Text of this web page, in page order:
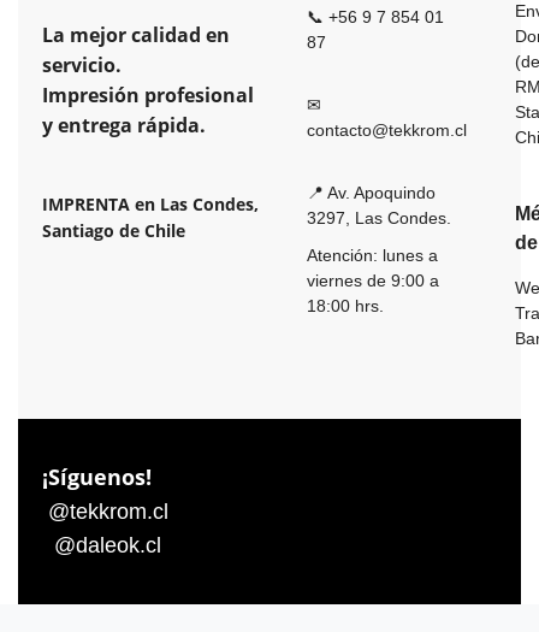
La mejor calidad en
servicio.
Impresión profesional
y entrega rápida.
IMPRENTA en Las Condes,
Santiago de Chile
📞 +56 9 7 854 01
87
✉
contacto@tekkrom.cl
📍 Av. Apoquindo
3297, Las Condes.
Atención: lunes a
viernes de 9:00 a
18:00 hrs.
¡Síguenos!
@tekkrom.cl
@daleok.cl